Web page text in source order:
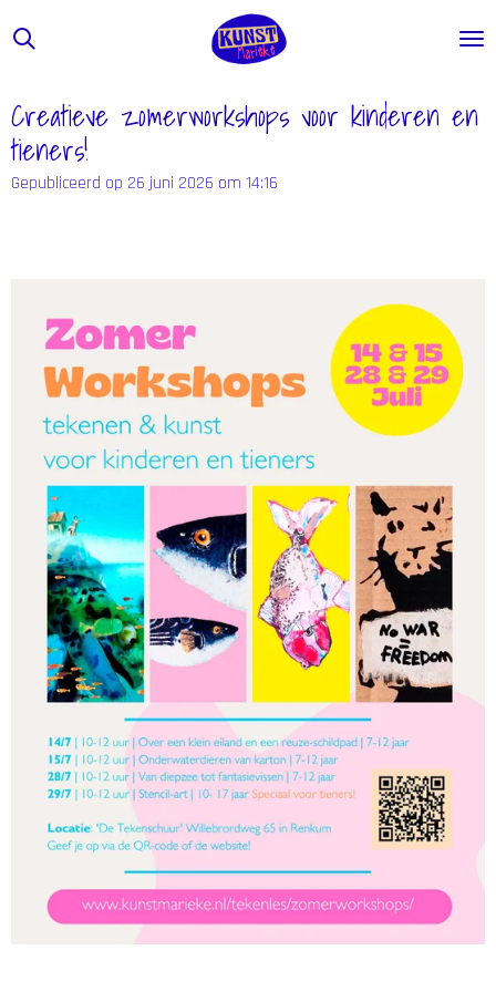
direct
de
hoofdinhoud
Creatieve zomerworkshops voor kinderen en
tieners!
Gepubliceerd op 26 juni 2026 om 14:16